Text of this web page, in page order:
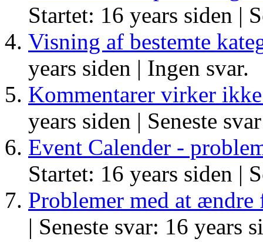
Startet: 16 years siden |
Visning af bestemte
years siden | Ingen svar.
Kommentarer virker
years siden | Seneste
Event Calender -
Startet: 16 years siden |
Problemer med at ændre
| Seneste svar: 16 years